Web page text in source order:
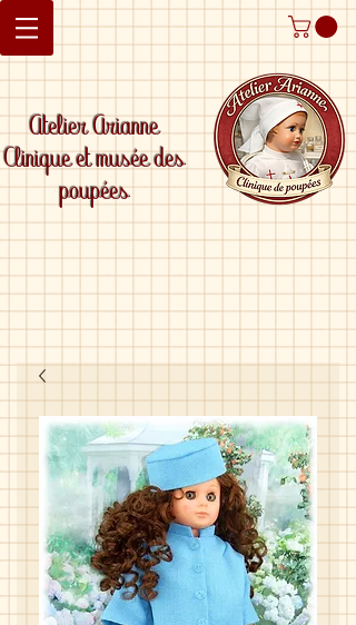
Atelier Arianne
Clinique et musée des
poupées